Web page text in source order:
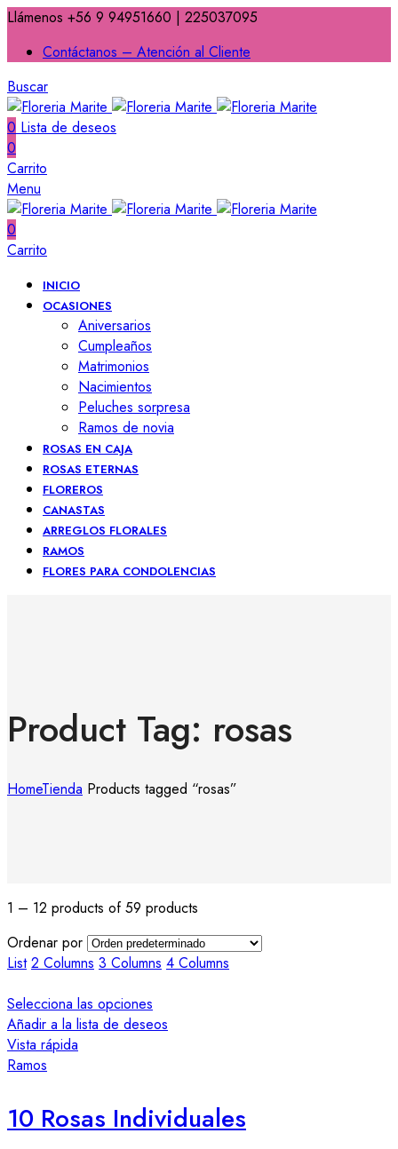
Llámenos +56 9 94951660 | 225037095
Contáctanos – Atención al Cliente
Buscar
0 Lista de deseos
0
Carrito
Menu
0
Carrito
INICIO
OCASIONES
Aniversarios
Cumpleaños
Matrimonios
Nacimientos
Peluches sorpresa
Ramos de novia
ROSAS EN CAJA
ROSAS ETERNAS
FLOREROS
CANASTAS
ARREGLOS FLORALES
RAMOS
FLORES PARA CONDOLENCIAS
Product Tag: rosas
HomeTienda Products tagged “rosas”
1 – 12 products of 59 products
Ordenar por
List 2 Columns 3 Columns 4 Columns
Selecciona las opciones
Añadir a la lista de deseos
Vista rápida
Ramos
10 Rosas Individuales